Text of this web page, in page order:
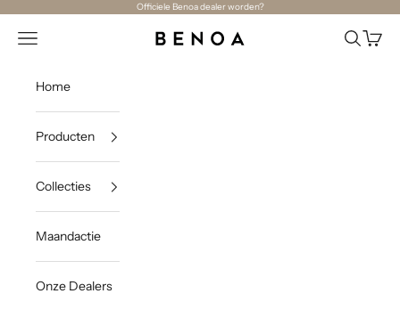
Officiele Benoa dealer worden?
Benoa
Navigatiemenu openen Zoeken
Home
Producten
Collecties
Maandactie
Onze Dealers